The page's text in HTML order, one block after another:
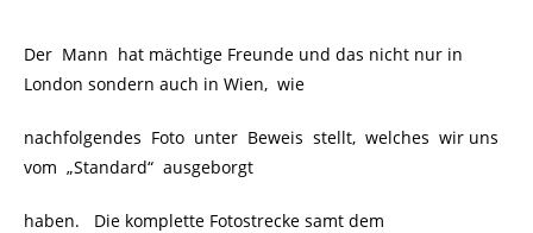
Der Mann hat mächtige Freunde und das nicht nur in
London sondern auch in Wien, wie
nachfolgendes Foto unter Beweis stellt, welches wir uns
vom „Standard“ ausgeborgt
haben. Die komplette Fotostrecke samt dem